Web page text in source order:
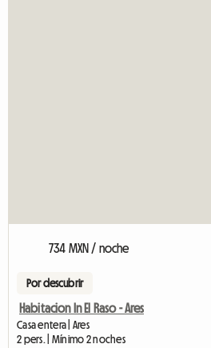
734 MXN / noche
Por descubrir
Habitacion In El Raso - Ares
Casa entera | Ares
2 pers. | Mínimo 2 noches